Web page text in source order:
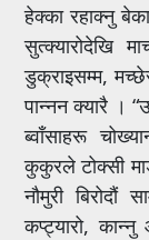
हेक्का रहाक्नु
सुत्क्यारोदेखि
डुक्राइसम्म,
पान्नन क्यारै ।
ब्वाँसाहरू
कुकुरले टोक्सी
नौमुरी बिरोदौं
कप्ट्यारो, कान्नु